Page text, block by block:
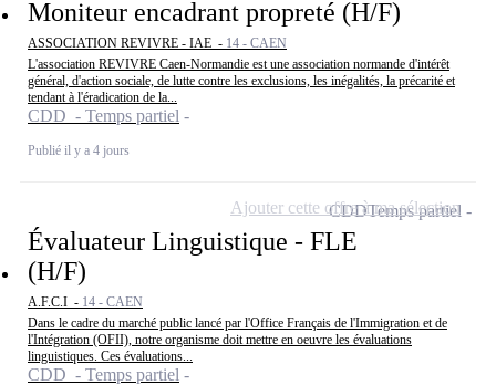
Moniteur encadrant propreté (H/F)
ASSOCIATION REVIVRE - IAE - 14 - CAEN
L'association REVIVRE Caen-Normandie est une association normande d'intérêt
général, d'action sociale, de lutte contre les exclusions, les inégalités, la précarité et
tendant à l'éradication de la...
CDD - Temps partiel
Publié il y a 4 jours
Évaluateur Linguistique - FLE
(H/F)
A.F.C.I - 14 - CAEN
Dans le cadre du marché public lancé par l'Office Français de l'Immigration et de
l'Intégration (OFII), notre organisme doit mettre en oeuvre les évaluations
linguistiques. Ces évaluations...
CDD - Temps partiel
CDDTemps partiel
Ajouter cette offre à ma sélection